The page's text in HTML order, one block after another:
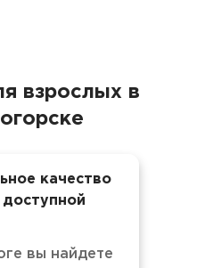
взрослых в
качество
вы найдете